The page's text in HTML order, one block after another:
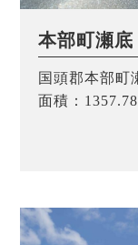
本部町瀬底
国頭郡本部町
面積：